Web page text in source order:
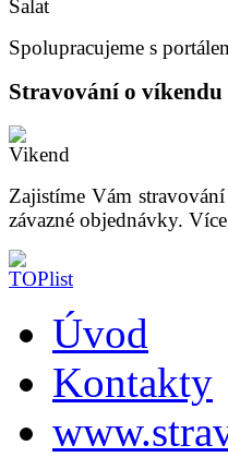
Spolupracujeme s
Stravování o víkendu
Zajistíme Vám
závazné objednávky.
Úvod
Kontakty